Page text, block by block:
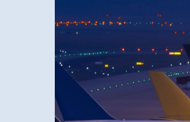
a temperatura controllata
tra paesi terzi
di merci ADR, IMO e DGR